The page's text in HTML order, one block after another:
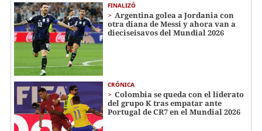
FINALIZÓ
Argentina golea a Jordania con
otra diana de Messi y ahora van a
dieciseisavos del Mundial 2026
CRÓNICA
Colombia se queda con el liderato
del grupo K tras empatar ante
Portugal de CR7 en el Mundial 2026